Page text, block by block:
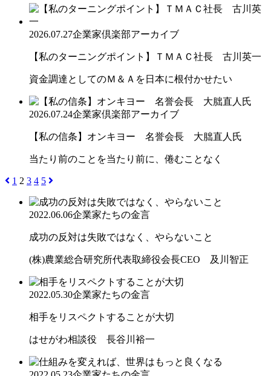
2026.07.27企業家倶楽部アーカイブ
【私のターニングポイント】ＴＭＡＣ社長 古川英一
資金調達としてのＭ＆Ａを日本に根付かせたい
2026.07.24企業家倶楽部アーカイブ
【私の信条】オンキヨー 名誉会長 大朏直人氏
当たり前のことを当たり前に、倦むことなく
1 2 3 4 5
2022.06.06企業家たちの金言
成功の反対は失敗ではなく、やらないこと
(株)農業総合研究所代表取締役会長CEO 及川智正
2022.05.30企業家たちの金言
相手をリスペクトすることが大切
はせがわ相談役 長谷川裕一